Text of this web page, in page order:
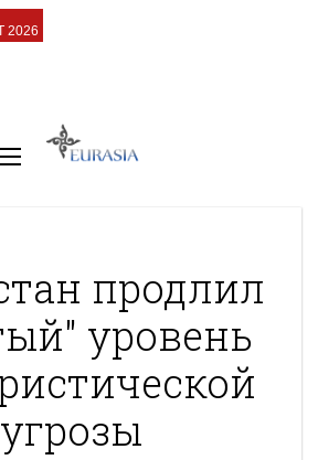
2026
продлил
уровень
угрозы